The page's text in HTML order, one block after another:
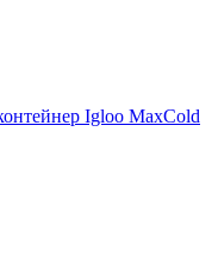
Igloo MaxCold